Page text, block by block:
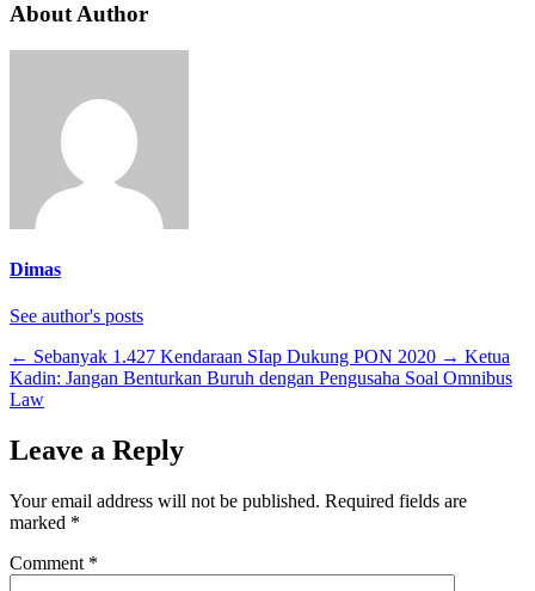
About Author
Dimas
See author's posts
← Sebanyak 1.427 Kendaraan SIap Dukung PON 2020 → Ketua
Kadin: Jangan Benturkan Buruh dengan Pengusaha Soal Omnibus
Law
Leave a Reply
Your email address will not be published. Required fields are
marked *
Comment *